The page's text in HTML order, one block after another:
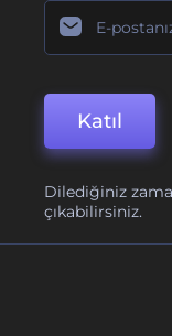
Katıl
Dilediğiniz
çıkabilirsiniz.